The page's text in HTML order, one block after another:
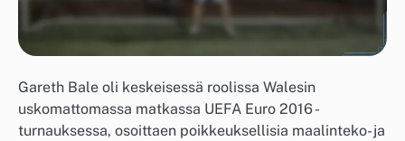
Gareth Bale oli keskeisessä roolissa Walesin
uskomattomassa matkassa UEFA Euro 2016 -
turnauksessa, osoittaen poikkeuksellisia maalinteko- ja